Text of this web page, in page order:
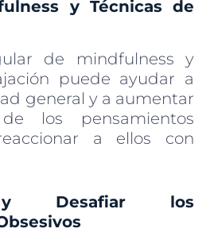
y Técnicas de
de mindfulness y
puede ayudar a
general y a aumentar
los pensamientos
a ellos con
y Desafiar los